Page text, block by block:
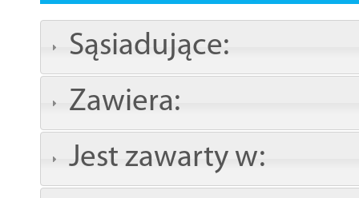
Sąsiadujące:
Zawiera:
Jest zawarty w: